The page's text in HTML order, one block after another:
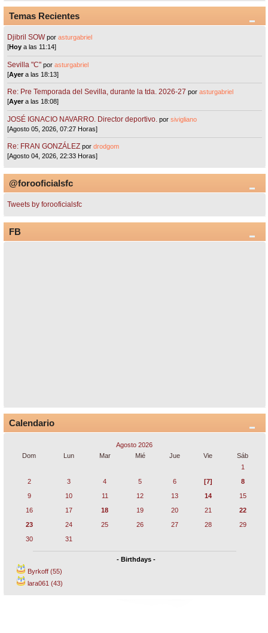
Temas Recientes
Djibril SOW porasturgabriel
[Hoy a las 11:14]
Sevilla "C"porasturgabriel
[Ayera las 18:13]
Re: Pre Temporada del Sevilla, durante la tda. 2026-27 porasturgabriel
[Ayera las 18:08]
JOSÉ IGNACIO NAVARRO. Director deportivo. porsivigliano
[Agosto 05, 2026, 07:27 Horas]
Re: FRAN GONZÁLEZ pordrodgom
[Agosto 04, 2026, 22:33 Horas]
@forooficialsfc
Tweets by forooficialsfc
FB
Calendario
Agosto 2026
Dom
Lun Mar Mié Jue Vie
Sáb
1
2
3 4 5 6 [7]
8
9
10 11 12 13 14
15
16
17 18 19 20 21
22
23
24 25 26 27 28
29
30
31
- Birthdays -
Byrkoff (55)
lara061 (43)